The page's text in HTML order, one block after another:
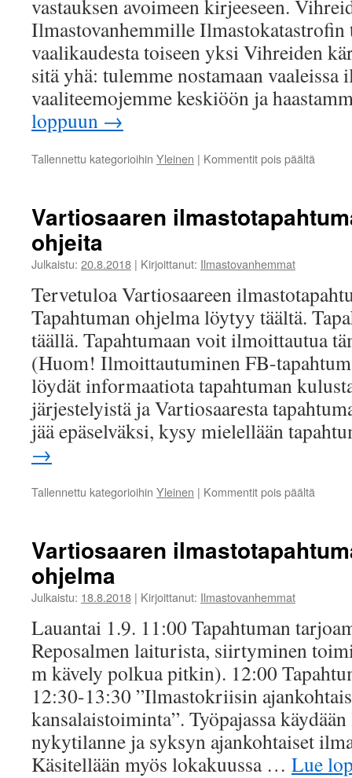
vastauksen avoimeen kirjeeseen.
Ilmastovanhemmille
vaalikaudesta toiseen yksi Vihreiden
sitä yhä: tulemme nostamaan vaaleissa
vaaliteemojemme keskiöön ja
loppuun →
Tallennettu kategorioihin Yleinen | Kommentit pois päältä
Vartiosaaren
ohjeita
Julkaistu: 20.8.2018 | Kirjoittanut: Ilmastovanhemmat
Tervetuloa Vartiosaareen
Tapahtuman ohjelma löytyy täältä.
täällä. Tapahtumaan voit ilmoittautua
(Huom! Ilmoittautuminen FB-
löydät informaatiota tapahtuman
järjestelyistä ja Vartiosaaresta
jää epäselväksi, kysy mielellään
→
Tallennettu kategorioihin Yleinen | Kommentit pois päältä
ohjeita
Vartiosaaren
ohjelma
Julkaistu: 18.8.2018 | Kirjoittanut: Ilmastovanhemmat
Lauantai 1.9. 11:00 Tapahtuman
Reposalmen laiturista, siirtyminen
m kävely polkua pitkin). 12:00
12:30-13:30 ”Ilmastokriisin
kansalaistoiminta”. Työpajassa
nykytilanne ja syksyn ajankohtaiset
Käsitellään myös lokakuussa … Lue